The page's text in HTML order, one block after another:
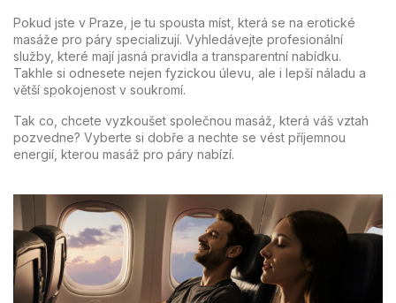
Pokud jste v Praze, je tu spousta míst, která se na erotické
masáže pro páry specializují. Vyhledávejte profesionální
služby, které mají jasná pravidla a transparentní nabídku.
Takhle si odnesete nejen fyzickou úlevu, ale i lepší náladu a
větší spokojenost v soukromí.
Tak co, chcete vyzkoušet společnou masáž, která váš vztah
pozvedne? Vyberte si dobře a nechte se vést příjemnou
energií, kterou masáž pro páry nabízí.